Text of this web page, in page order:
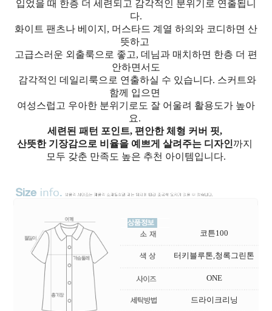
입었을 때 한층 더 세련되고 감각적인 분위기로 연출됩니
다.
화이트 팬츠나 베이지, 머스타드 계열 하의와 코디하면 산
뜻하고
고급스러운 외출룩으로 좋고, 데님과 매치하면 한층 더 편
안하면서도
감각적인 데일리룩으로 연출하실 수 있습니다. 스커트와
함께 입으면
여성스럽고 우아한 분위기로도 잘 어울려 활용도가 높아
요.
세련된 패턴 포인트, 편안한 체형 커버 핏,
산뜻한 기장감으로 비율을 예쁘게 살려주는 디자인까지
모두 갖춘 만족도 높은 추천 아이템입니다.
코튼100
터키블루톤,청록그린톤
ONE
드라이크리닝